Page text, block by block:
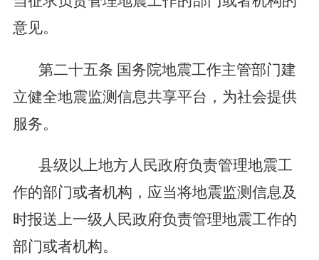
意见。
第二十五条 国务院地震工作主管部门建
立健全地震监测信息共享平台，为社会提供
服务。
县级以上地方人民政府负责管理地震工
作的部门或者机构，应当将地震监测信息及
时报送上一级人民政府负责管理地震工作的
部门或者机构。